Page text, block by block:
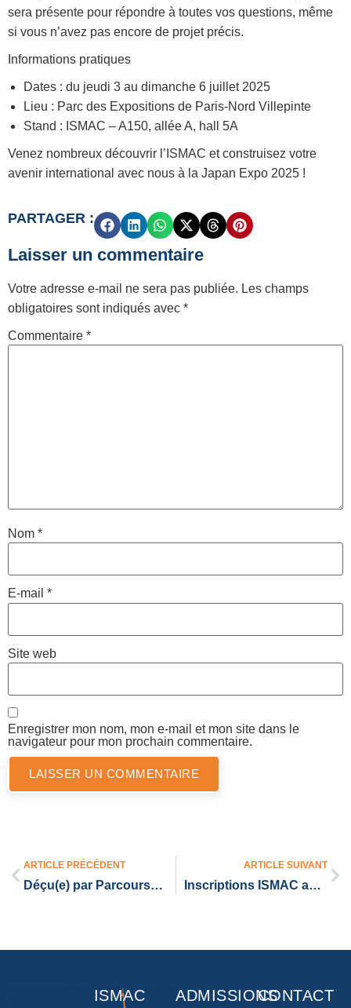
sera présente pour répondre à toutes vos questions, même
si vous n’avez pas encore de projet précis.
Informations pratiques
Dates : du jeudi 3 au dimanche 6 juillet 2025
Lieu : Parc des Expositions de Paris-Nord Villepinte
Stand : ISMAC – A150, allée A, hall 5A
Venez nombreux découvrir l’ISMAC et construisez votre
avenir international avec nous à la Japan Expo 2025 !
PARTAGER :
Laisser un commentaire
Votre adresse e-mail ne sera pas publiée. Les champs
obligatoires sont indiqués avec *
Commentaire *
Nom *
E-mail *
Site web
Enregistrer mon nom, mon e-mail et mon site dans le
navigateur pour mon prochain commentaire.
ARTICLE PRÉCÉDENT
Déçu(e) par Parcoursup ? L’ISMAC t’offre une seconde chance !
ARTICLE SUIVANT
Inscriptions ISMAC avant fin mars : avantages et conditions
ISMAC ADMISSIONSCONTACT